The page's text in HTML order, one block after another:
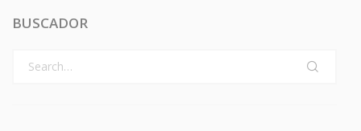
BUSCADOR